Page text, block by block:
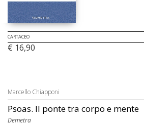
CARTACEO
€ 16,90
Marcello Chiapponi
Psoas. Il ponte tra corpo e mente
Demetra